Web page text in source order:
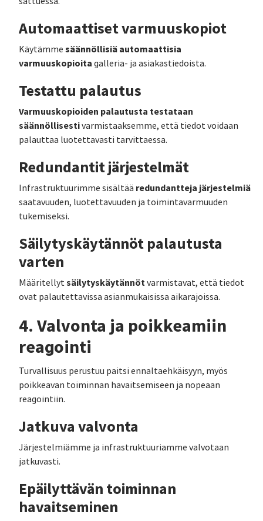
Automaattiset varmuuskopiot
Käytämme säännöllisiä automaattisia
varmuuskopioita galleria- ja asiakastiedoista.
Testattu palautus
Varmuuskopioiden palautusta testataan
säännöllisestivarmistaaksemme, että tiedot voidaan
palauttaa luotettavasti tarvittaessa.
Redundantit järjestelmät
Infrastruktuurimme sisältää redundantteja järjestelmiä
saatavuuden, luotettavuuden ja toimintavarmuuden
tukemiseksi.
Säilytyskäytännöt palautusta
varten
Määritellytsäilytyskäytännötvarmistavat, että tiedot
ovat palautettavissa asianmukaisissa aikarajoissa.
4. Valvonta ja poikkeamiin
reagointi
Turvallisuus perustuu paitsi ennaltaehkäisyyn, myös
poikkeavan toiminnan havaitsemiseen ja nopeaan
reagointiin.
Jatkuva valvonta
Järjestelmiämme ja infrastruktuuriamme valvotaan
jatkuvasti.
Epäilyttävän toiminnan
havaitseminen